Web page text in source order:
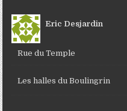
Eric Desjardin
Rue du Temple
Les halles du Boulingrin